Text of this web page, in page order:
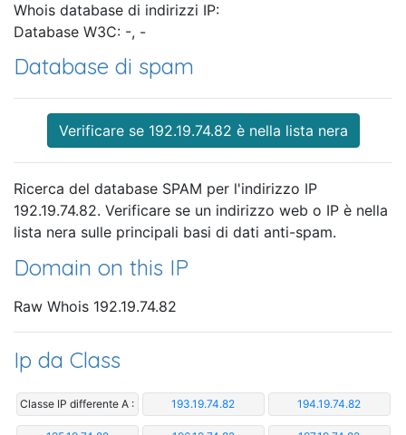
Whois database di indirizzi IP:
Database W3C: -, -
Database di spam
Verificare se 192.19.74.82 è nella lista nera
Ricerca del database SPAM per l'indirizzo IP
192.19.74.82. Verificare se un indirizzo web o IP è nella
lista nera sulle principali basi di dati anti-spam.
Domain on this IP
Raw Whois 192.19.74.82
Ip da Class
Classe IP differente A : 193.19.74.82 194.19.74.82